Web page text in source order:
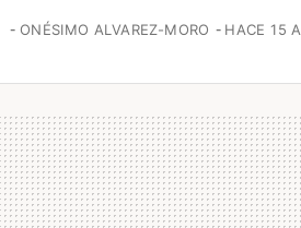
COMENTARIOS
ONÉSIMO ALVAREZ-MORO HACE 15